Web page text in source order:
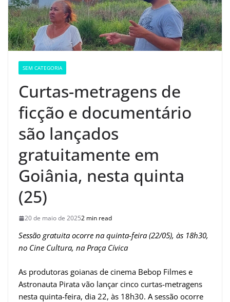
SEM CATEGORIA
Curtas-metragens de
ficção e documentário
são lançados
gratuitamente em
Goiânia, nesta quinta
(25)
20 de maio de 20252 min read
Sessão gratuita ocorre na quinta-feira (22/05), às 18h30,
no Cine Cultura, na Praça Cívica
As produtoras goianas de cinema Bebop Filmes e
Astronauta Pirata vão lançar cinco curtas-metragens
nesta quinta-feira, dia 22, às 18h30. A sessão ocorre